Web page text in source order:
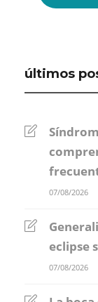
últimos
07/08/2026
eclipse
07/08/2026